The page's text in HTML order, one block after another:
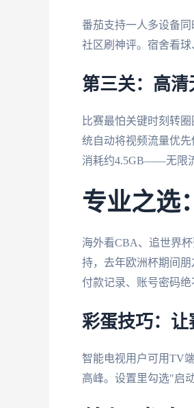
番茄支持一人多设备
社区刷神评。宿舍看球
第三关：高
比赛最怕关键时刻转
统自动将视频流量优
消耗约4.5GB——无限
专业之选
海外看CBA、追世界
持，去年欧洲杯期间
付款记录、账号密码绝
彩蛋技巧：让
智能电视用户可用TV
高峰。设置里勾选"启